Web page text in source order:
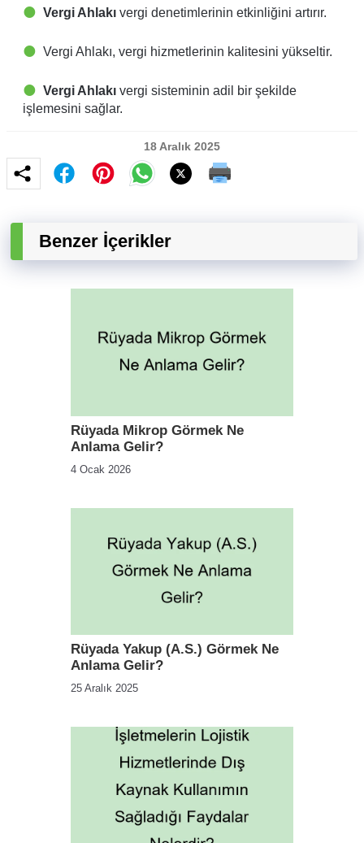
Vergi Ahlakı vergi denetimlerinin etkinliğini artırır.
Vergi Ahlakı, vergi hizmetlerinin kalitesini yükseltir.
Vergi Ahlakı vergi sisteminin adil bir şekilde
işlemesini sağlar.
18 Aralık 2025
Benzer İçerikler
Rüyada Mikrop Görmek Ne
Anlama Gelir?
4 Ocak 2026
Rüyada Yakup (A.S.) Görmek Ne
Anlama Gelir?
25 Aralık 2025